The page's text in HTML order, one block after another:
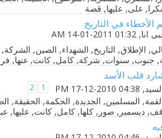
الأخطاء في التاريخ
انا‏, 14-01-2011 01:32 AM
قلب الأسد
‏, 17-12-2010 04:38 PM
1
2